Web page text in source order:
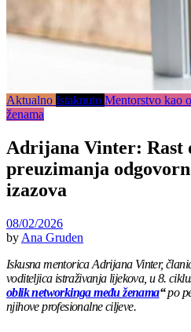
Aktualno Istaknuto Mentorstvo kao
ženama
Adrijana Vinter: Rast
preuzimanja
izazova
08/02/2026
by Ana Gruden
Iskusna mentorica Adrijana Vinter,
voditeljica istraživanja lijekova, u 8.
oblik networkinga među ženama“po
njihove profesionalne ciljeve.